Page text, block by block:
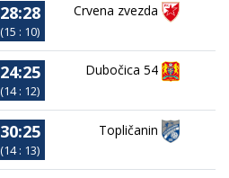
28:28
(15 : 10)
Crvena zvezda
24:25
(14 : 12)
Dubočica 54
30:25
(14 : 13)
Topličanin